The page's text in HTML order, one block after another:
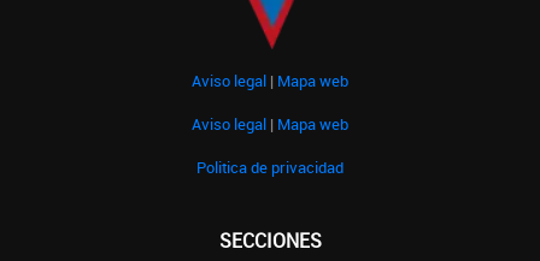
Aviso legal | Mapa web
Aviso legal | Mapa web
Politica de privacidad
SECCIONES